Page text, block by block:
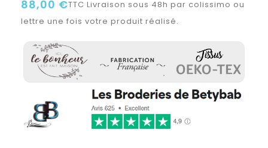
88,00 €TTC Livraison sous 48h par colissimo ou
lettre une fois votre produit réalisé.